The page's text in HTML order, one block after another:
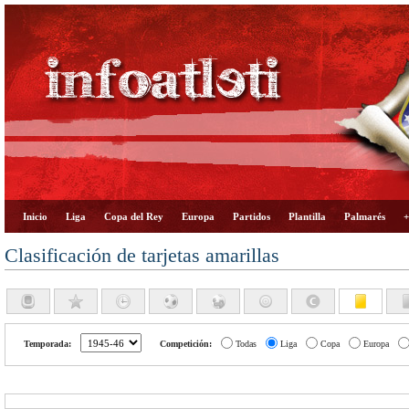
Inicio Liga Copa del Rey Europa Partidos Plantilla Palmarés
Clasificación de tarjetas amarillas
Temporada: Competición: Todas Liga Copa Europa